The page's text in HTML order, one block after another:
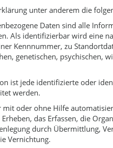
unter anderem die
Daten sind alle
Als identifizierbar wird
Kennnummer, zu
genetischen, psychischen,
ist jede identifizierte oder
werden.
oder ohne Hilfe
das Erfassen, die
durch Übermittlung,
Vernichtung.